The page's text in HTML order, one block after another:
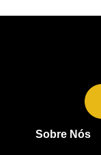
Sobre Nós